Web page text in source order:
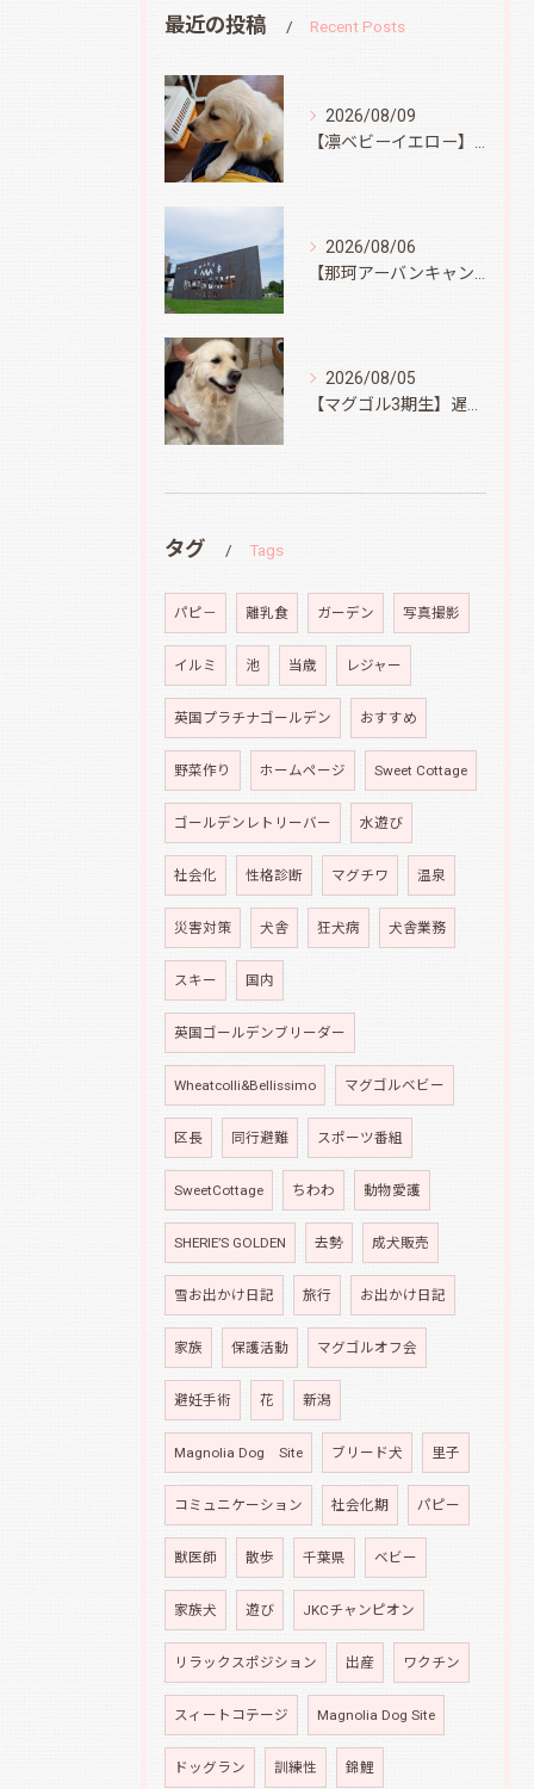
最近の投稿 Recent Posts
2026/08/09
【凛ベビーイエロー】スィートコテージへ
2026/08/06
【那珂アーバンキャンプフィールド】
2026/08/05
【マグゴル3期生】遅ればせながら
タグ Tags
パピ－ 離乳食 ガーデン 写真撮影
イルミ 池 当歳 レジャー
英国プラチナゴールデン おすすめ
野菜作り ホームページ Sweet Cottage
ゴールデンレトリーバー 水遊び
社会化 性格診断 マグチワ 温泉
災害対策 犬舎 狂犬病 犬舎業務
スキー 国内
英国ゴールデンブリーダー
Wheatcolli&Bellissimo マグゴルベビー
区長 同行避難 スポーツ番組
SweetCottage ちわわ 動物愛護
SHERIE’S GOLDEN 去勢 成犬販売
雪お出かけ日記 旅行 お出かけ日記
家族 保護活動 マグゴルオフ会
避妊手術 花 新潟
Magnolia Dog Site ブリード犬 里子
コミュニケーション 社会化期 パピー
獣医師 散歩 千葉県 ベビー
家族犬 遊び JKCチャンピオン
リラックスポジション 出産 ワクチン
スィートコテージ Magnolia Dog Site
ドッグラン 訓練性 錦鯉